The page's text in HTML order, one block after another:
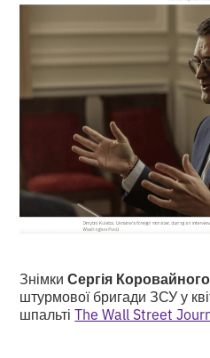
ЗнімкиСергія Коровайного
штурмової бригади ЗСУ у
шпальтіThe Wall Street